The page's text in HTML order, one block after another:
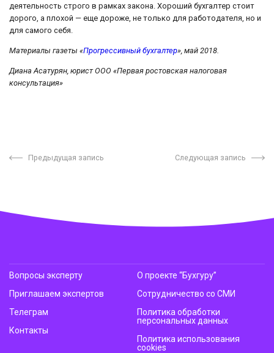
деятельность строго в рамках закона. Хороший бухгалтер стоит
дорого, а плохой — еще дороже, не только для работодателя, но и
для самого себя.
Материалы газеты «Прогрессивный бухгалтер», май 2018.
Диана Асатурян, юрист ООО «Первая ростовская налоговая
консультация»
Предыдущая запись Следующая запись
Вопросы эксперту
Приглашаем экспертов
Телеграм
Контакты
О проекте “Бухгуру”
Сотрудничество со СМИ
Политика обработки
персональных данных
Политика использования
cookies